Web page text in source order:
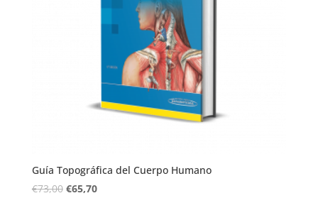
Guía Topográfica del Cuerpo Humano
€73,00 €65,70